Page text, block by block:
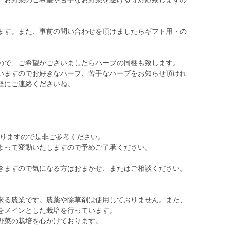
。また、事前の問い合わせを頂けましたらギフト用・の
、ご希望がございましたらハーブの同梱も致します。
すのでお好きなハーブ、苦手なハーブをお知らせ頂けれ
ご連絡くださいね。
ますので是非ご参考ください。
て変動いたしますので予めご了承ください。
すので気になる方はおまかせ、またはご相談ください。
農業です。農薬や除草剤は使用しておりません。また、
インとした栽培を行っています。
の栽培を心がけております。